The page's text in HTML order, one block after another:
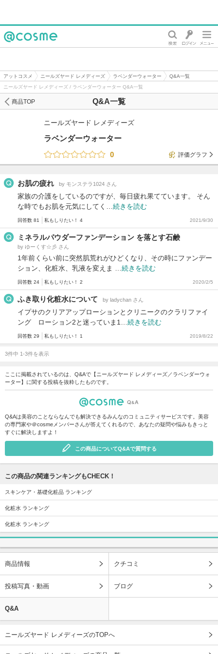
アットコスメ ニールズヤード レメディーズ ラベンダーウォーター
Q&A一覧
ニールズヤード レメディーズ / ラベンダーウォーター Q&A一覧
Q&A一覧
商品TOP
ニールズヤード レメディーズ
ラベンダーウォーター
0
評価グラフ
お肌の疲れ by モンステラ1024 さん
家族の介護をしているのですが、毎日疲れ果てています。 そん
な時でもお肌を元気にしてく… 続きを読む
回答数 81 私もしりたい！ 4 2021/9/30
ミネラルパウダーファンデーション を落とす石鹸
by ゆーくす☆彡 さん
1年前くらい前に突然肌荒れがひどくなり、その時にファンデー
ション、化粧水、乳液を変えま … 続きを読む
回答数 24 私もしりたい！ 2 2020/2/5
ふき取り化粧水について by ladychan さん
イプサのクリアアップローションとクリニークのクラリファイ
ング ローション2と迷っていま1… 続きを読む
回答数 29 私もしりたい！ 1 2019/8/22
3件中 1-3件を表示
ここに掲載されているのは、Q&Aで【ニールズヤード レメディーズ／ラベンダーウォ
ーター】に関する投稿を抜粋したものです。
Q&Aは美容のことならなんでも解決できるみんなのコミュニティサービスです。美容
の専門家や＠cosmeメンバーさんが答えてくれるので、あなたの疑問や悩みもきっと
すぐに解決しますよ！
この商品についてQ&Aで質問する
この商品の関連ランキングもCHECK！
スキンケア・基礎化粧品 ランキング
化粧水 ランキング
化粧水 ランキング
商品情報 クチコミ
投稿写真・動画 ブログ
Q&A
ニールズヤード レメディーズのTOPへ